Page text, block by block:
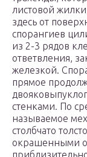
листовой
здесь от
спорангиев
из 2-3 рядов
ответвления,
железкой.
прямое
стенками. По
называемое
столбчато
окрашенными